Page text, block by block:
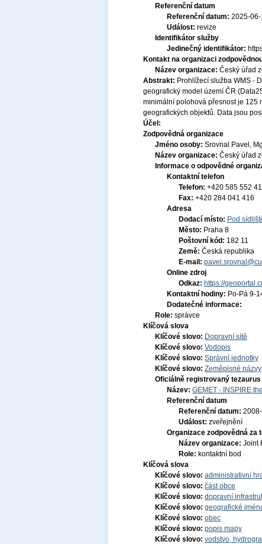
Referenční datum
Referenční datum: 2025-
Událost: revize
Identifikátor služby
Jedinečný identifikátor:
Kontakt na organizaci
Název organizace: Český úřad
Abstrakt: Prohlížecí služba WMS -
geografický model území ČR
minimální polohová přesnost je 125
geografických objektů. Data jsou
Účel:
Zodpovědná organizace
Jméno osoby: Srovnal Pavel,
Název organizace: Český úřad
Informace o odpovědné
Kontaktní telefon
Telefon: +420 585 552
Fax: +420 284 041 416
Adresa
Dodací místo: Pod
Město: Praha 8
Poštovní kód: 182 11
Země: Česká republika
E-mail:
Online zdroj
Odkaz: https://
Kontaktní hodiny: Po-Pá 9-
Dodatečné informace:
Role: správce
Klíčová slova
Klíčové slovo: Dopravní sítě
Klíčové slovo: Vodopis
Klíčové slovo: Správní jednotky
Klíčové slovo: Zeměpisné názvy
Oficiálně registrovaný tezaurus
Název: GEMET - INSPIRE
Referenční datum
Referenční datum:
Událost: zveřejnění
Organizace zodpovědná za
Název organizace: Joint
Role: kontaktní bod
Klíčová slova
Klíčové slovo: administrativní
Klíčové slovo: část obce
Klíčové slovo: dopravní
Klíčové slovo: geografické
Klíčové slovo: obec
Klíčové slovo: popis mapy
Klíčové slovo: vodstvo,